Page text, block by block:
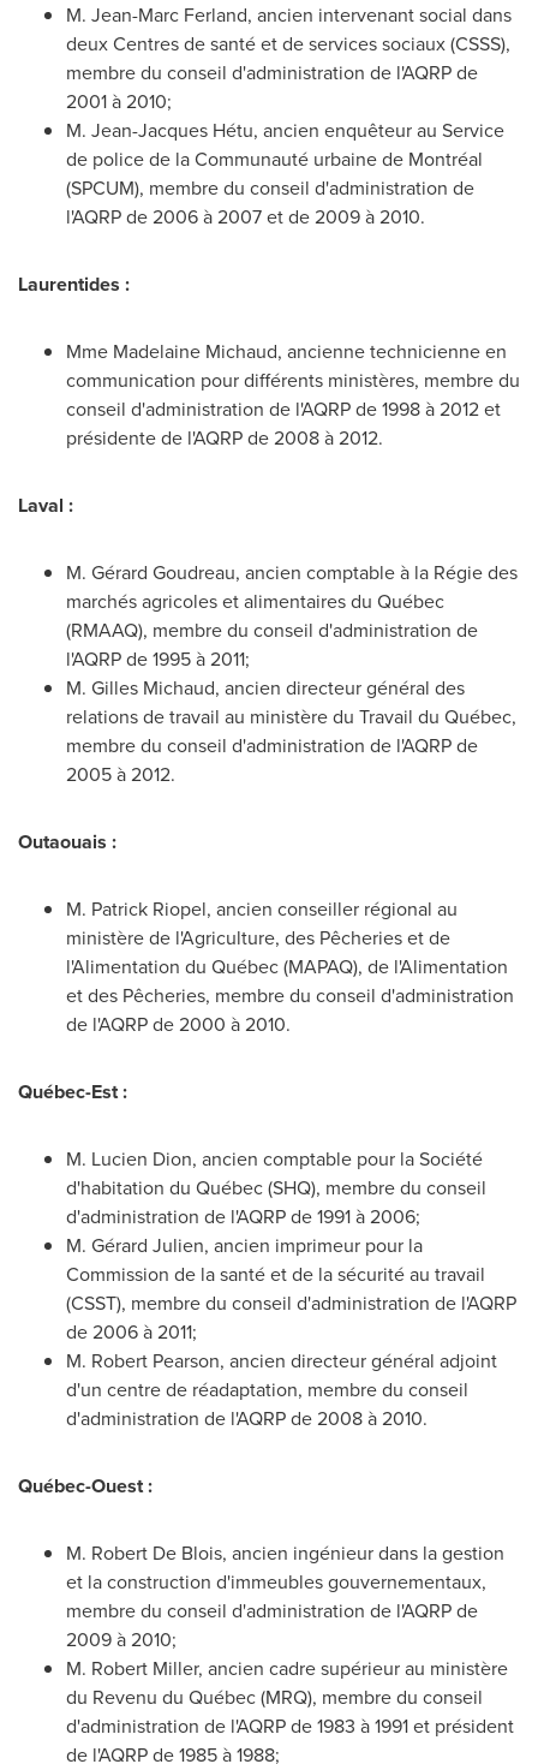
M. Jean-Marc Ferland, ancien intervenant social dans
deux Centres de santé et de services sociaux (CSSS),
membre du conseil d'administration de l'AQRP de
2001 à 2010;
M. Jean-Jacques Hétu, ancien enquêteur au Service
de police de la Communauté urbaine de Montréal
(SPCUM), membre du conseil d'administration de
l'AQRP de 2006 à2007 etde 2009 à 2010.
Laurentides :
Mme Madelaine Michaud, ancienne technicienne en
communication pour différents ministères, membre du
conseil d'administration de l'AQRP de 1998 à2012 et
présidente de l'AQRP de 2008 à 2012.
Laval :
M. Gérard Goudreau, ancien comptable à la Régie des
marchés agricoles et alimentaires du Québec
(RMAAQ), membre du conseil d'administration de
l'AQRP de 1995 à 2011;
M. Gilles Michaud, ancien directeur général des
relations de travail au ministère du Travail du Québec,
membre du conseil d'administration de l'AQRP de
2005 à 2012.
Outaouais :
M. Patrick Riopel, ancien conseiller régional au
ministère de l'Agriculture, des Pêcheries et de
l'Alimentation du Québec (MAPAQ), de l'Alimentation
et des Pêcheries, membre du conseil d'administration
de l'AQRP de 2000 à 2010.
Québec-Est :
M. Lucien Dion, ancien comptable pour la Société
d'habitation du Québec (SHQ), membre du conseil
d'administration de l'AQRP de 1991 à 2006;
M. Gérard Julien, ancien imprimeur pour la
Commission de la santé et de la sécurité au travail
(CSST), membre du conseil d'administration de l'AQRP
de 2006 à 2011;
M. Robert Pearson, ancien directeur général adjoint
d'un centre de réadaptation, membre du conseil
d'administration de l'AQRP de 2008 à 2010.
Québec-Ouest :
M. Robert De Blois, ancien ingénieur dans la gestion
et la construction d'immeubles gouvernementaux,
membre du conseil d'administration de l'AQRP de
2009 à 2010;
M. Robert Miller, ancien cadre supérieur au ministère
du Revenu du Québec (MRQ), membre du conseil
d'administration de l'AQRP de 1983 à 1991 et président
de l'AQRP de 1985 à 1988;